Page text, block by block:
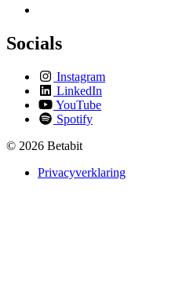
Socials
Instagram
LinkedIn
YouTube
Spotify
© 2026 Betabit
Privacyverklaring